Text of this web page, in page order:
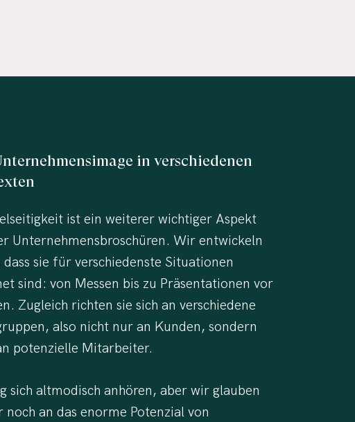
in verschiedenen
ist ein weiterer wichtiger Aspekt
Unternehmensbroschüren. Wir entwickeln
dass sie für verschiedenste Situationen
sind: von Messen bis zu Präsentationen vor
Zugleich richten sie sich an verschiedene
also nicht nur an Kunden, sondern
potenzielle Mitarbeiter.
sich altmodisch anhören, aber wir glauben
noch an das enorme Potenzial von